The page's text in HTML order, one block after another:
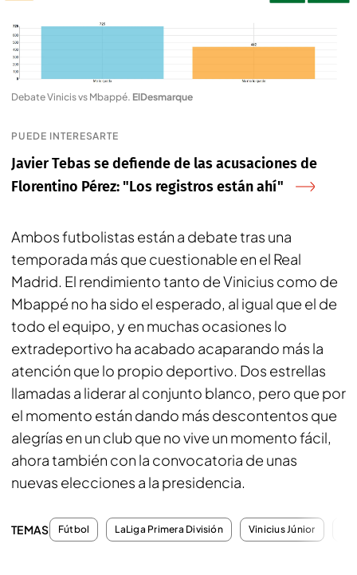
Debate Vinicis vs Mbappé. ElDesmarque
PUEDE INTERESARTE
Javier Tebas se defiende de las acusaciones de
Florentino Pérez: "Los registros están ahí"
Ambos futbolistas están a debate tras una
temporada más que cuestionable en el Real
Madrid. El rendimiento tanto de Vinicius como de
Mbappé no ha sido el esperado, al igual que el de
todo el equipo, y en muchas ocasiones lo
extradeportivo ha acabado acaparando más la
atención que lo propio deportivo. Dos estrellas
llamadas a liderar al conjunto blanco, pero que por
el momento están dando más descontentos que
alegrías en un club que no vive un momento fácil,
ahora también con la convocatoria de unas
nuevas elecciones a la presidencia.
TEMAS Fútbol LaLiga Primera División Vinicius Júnior